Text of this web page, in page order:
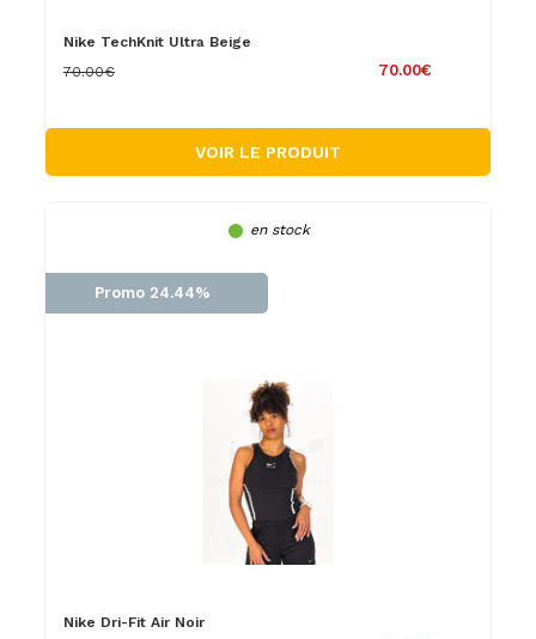
Nike TechKnit Ultra Beige
70.00€
70.00€
VOIR LE PRODUIT
en stock
Promo 24.44%
Nike Dri-Fit Air Noir